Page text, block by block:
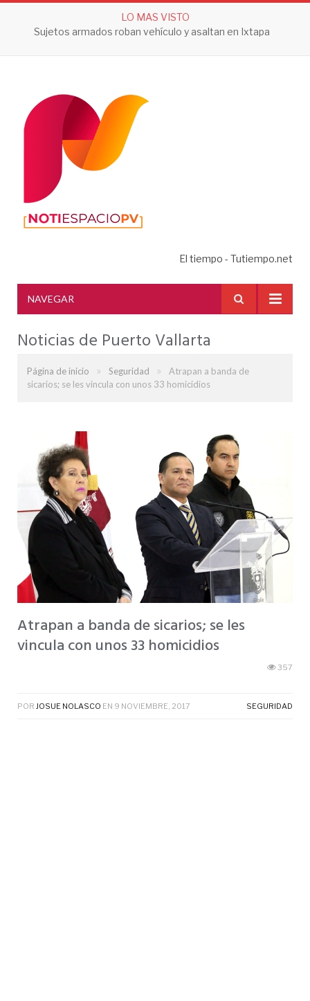
LO MAS VISTO
Sujetos armados roban vehículo y asaltan en Ixtapa
El tiempo - Tutiempo.net
NAVEGAR
Noticias de Puerto Vallarta
Página de inicio » Seguridad »
Atrapan a banda de
sicarios; se les vincula con unos 33 homicidios
Atrapan a banda de sicarios; se les
vincula con unos 33 homicidios
357
POR JOSUE NOLASCO EN 9 NOVIEMBRE, 2017 SEGURIDAD